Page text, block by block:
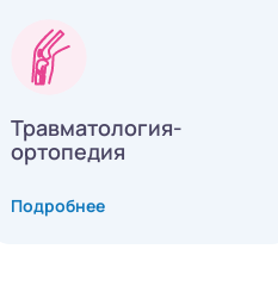
Травматология-
ортопедия
Подробнее